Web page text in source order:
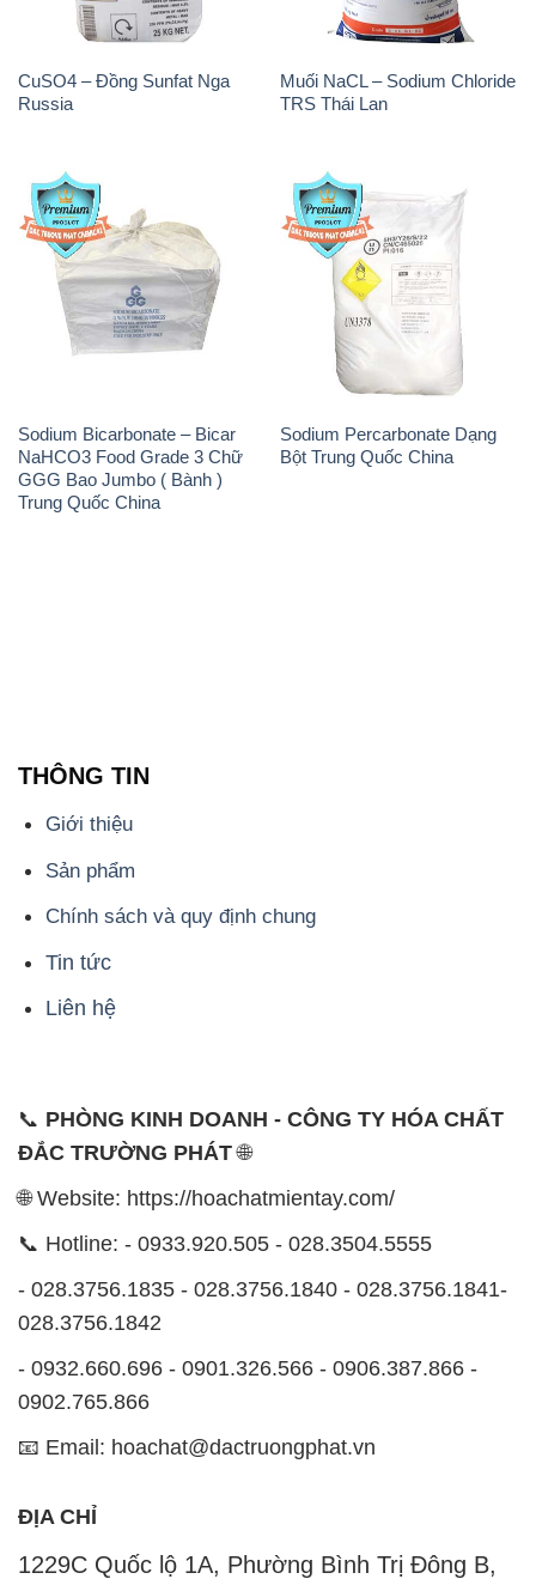
CuSO4 – Đồng Sunfat Nga
Russia
Muối NaCL – Sodium Chloride
TRS Thái Lan
Sodium Bicarbonate – Bicar
NaHCO3 Food Grade 3 Chữ
GGG Bao Jumbo ( Bành )
Trung Quốc China
Sodium Percarbonate Dạng
Bột Trung Quốc China
THÔNG TIN
Giới thiệu
Sản phẩm
Chính sách và quy định chung
Tin tức
Liên hệ
📞 PHÒNG KINH DOANH - CÔNG TY HÓA CHẤT
ĐẮC TRƯỜNG PHÁT🌐
🌐 Website: https://hoachatmientay.com/
📞 Hotline: - 0933.920.505 - 028.3504.5555
- 028.3756.1835 - 028.3756.1840 - 028.3756.1841-
028.3756.1842
- 0932.660.696 - 0901.326.566 - 0906.387.866 -
0902.765.866
📧 Email: hoachat@dactruongphat.vn
ĐỊA CHỈ
1229C Quốc lộ 1A, Phường Bình Trị Đông B,